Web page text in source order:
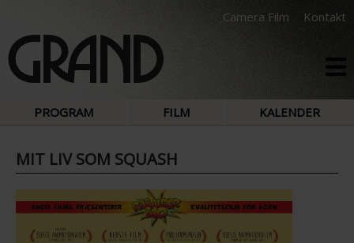
Camera Film Kontakt
PROGRAM FILM KALENDER
MIT LIV SOM SQUASH